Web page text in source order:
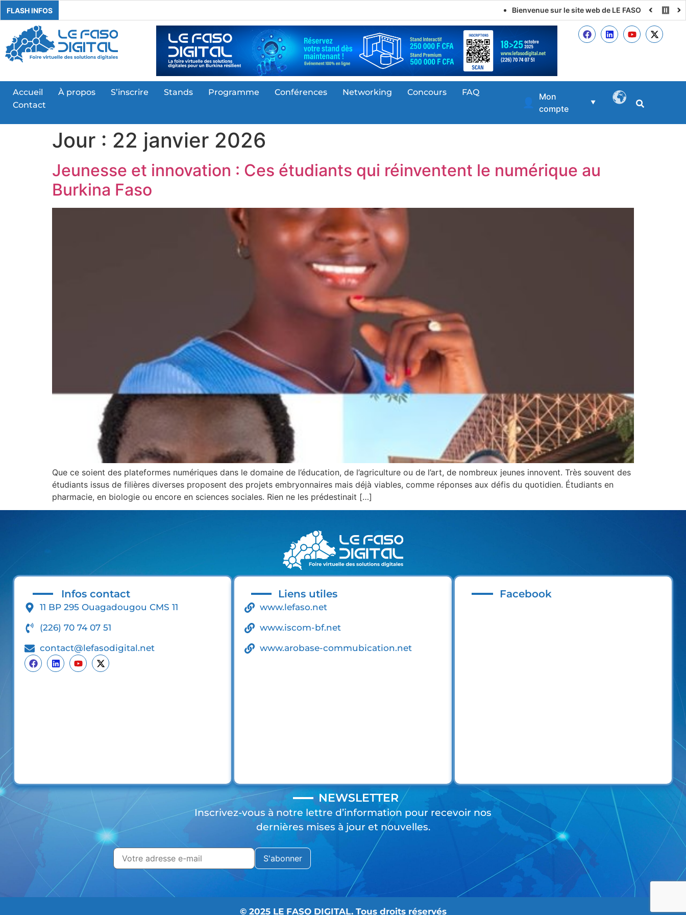
FLASH INFOS Bienvenue sur le site web de LE FASO DIGITAL
Accueil À propos S’inscrire Stands Programme Conférences Networking Concours
FAQ
Contact
👤
Mon
compte
▼
Jour : 22 janvier 2026
Jeunesse et innovation : Ces étudiants qui réinventent le numérique au
Burkina Faso
Que ce soient des plateformes numériques dans le domaine de l’éducation, de l’agriculture ou de l’art, de nombreux jeunes innovent. Très souvent des
étudiants issus de filières diverses proposent des projets embryonnaires mais déjà viables, comme réponses aux défis du quotidien. Étudiants en
pharmacie, en biologie ou encore en sciences sociales. Rien ne les prédestinait […]
Infos contact
11 BP 295 Ouagadougou CMS 11
(226) 70 74 07 51
contact@lefasodigital.net
Liens utiles
www.lefaso.net
www.iscom-bf.net
www.arobase-commubication.net
Facebook
NEWSLETTER
Inscrivez-vous à notre lettre d’information pour recevoir nos
dernières mises à jour et nouvelles.
© 2025 LE FASO DIGITAL. Tous droits réservés